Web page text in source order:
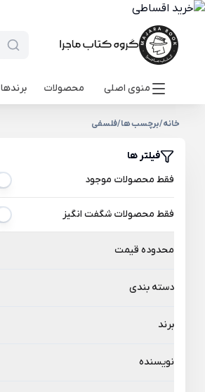
منوی اصلی محصولات برندها
خانه/برچسب ها/فلسفی
فیلتر ها
فقط محصولات موجود
فقط محصولات شگفت انگیز
محدوده قیمت
دسته بندی
برند
نویسنده